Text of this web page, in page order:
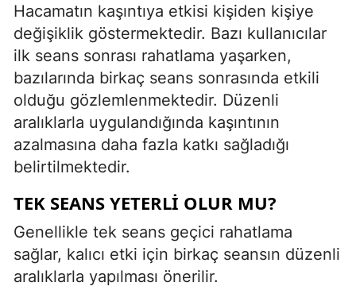
Hacamatın kaşıntıya etkisi kişiden kişiye
değişiklik göstermektedir. Bazı kullanıcılar
ilk seans sonrası rahatlama yaşarken,
bazılarında birkaç seans sonrasında etkili
olduğu gözlemlenmektedir. Düzenli
aralıklarla uygulandığında kaşıntının
azalmasına daha fazla katkı sağladığı
belirtilmektedir.
TEK SEANS YETERLI OLUR MU?
Genellikle tek seans geçici rahatlama
sağlar, kalıcı etki için birkaç seansın düzenli
aralıklarla yapılması önerilir.